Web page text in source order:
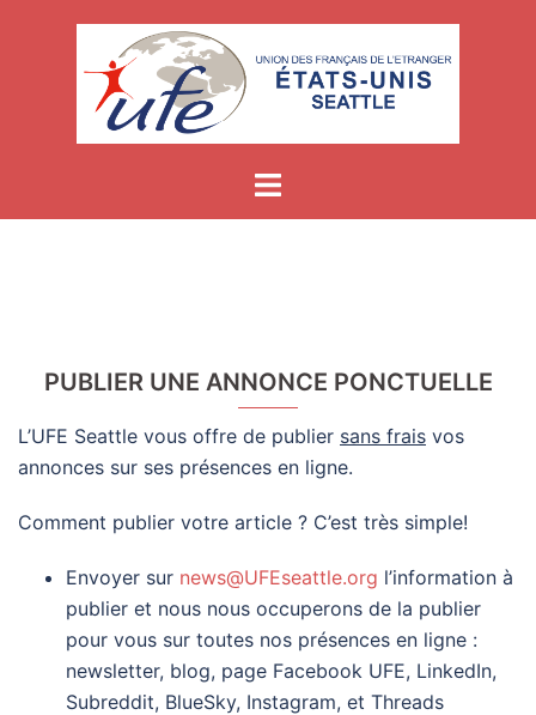
PUBLIER UNE ANNONCE PONCTUELLE
L’UFE Seattle vous offre de publier sans frais vos
annonces sur ses présences en ligne.
Comment publier votre article ? C’est très simple!
Envoyer sur news@UFEseattle.org l’information à
publier et nous nous occuperons de la publier
pour vous sur toutes nos présences en ligne :
newsletter, blog, page Facebook UFE, LinkedIn,
Subreddit, BlueSky, Instagram, et Threads